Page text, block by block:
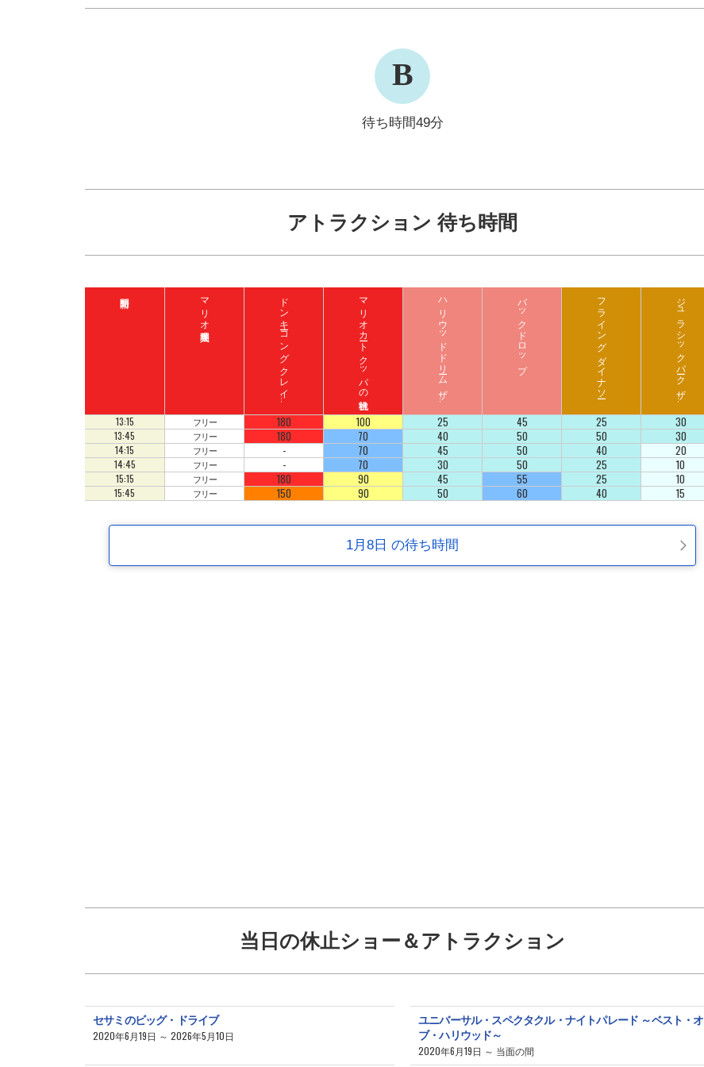
B
待ち時間49分
アトラクション 待ち時間
マリオ入場整理券 ド
ン
キ
ーコ
ン
グ
ク
レ
イ
ジ
ート
ロ
ッ
コ
マリオカート クッパの挑戦状 ハ
リ
ウ
ッ
ド
ド
リ
ーム
ザ
ラ
イ
ド
バックドロップ フライング ダイナソー ジ
ュ
ラ
シ
ッ
ク
パ
ーク
ザ
ラ
イ
ド
13:15 フリー 180 100 25 45 25 30
13:45 フリー 180 70 40 50 50 30
14:15 フリー - 70 45 50 40 20
14:45 フリー - 70 30 50 25 10
15:15 フリー 180 90 45 55 25 10
15:45 フリー 150 90 50 60 40 15
1月8日 の待ち時間
当日の休止ショー＆アトラクション
セサミのビッグ・ドライブ
2020年6月19日 ～ 2026年5月10日
ユニバーサル・スペクタクル・ナイトパレード ～ベスト・オ
ブ・ハリウッド～
2020年6月19日 ～ 当面の間